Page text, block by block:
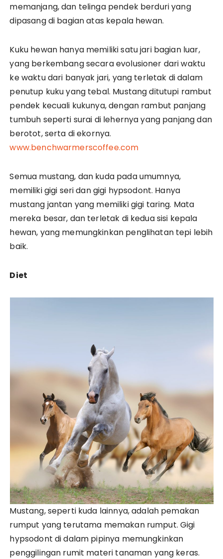
memanjang, dan telinga pendek berduri yang
dipasang di bagian atas kepala hewan.
Kuku hewan hanya memiliki satu jari bagian luar,
yang berkembang secara evolusioner dari waktu
ke waktu dari banyak jari, yang terletak di dalam
penutup kuku yang tebal. Mustang ditutupi rambut
pendek kecuali kukunya, dengan rambut panjang
tumbuh seperti surai di lehernya yang panjang dan
berotot, serta di ekornya.
www.benchwarmerscoffee.com
Semua mustang, dan kuda pada umumnya,
memiliki gigi seri dan gigi hypsodont. Hanya
mustang jantan yang memiliki gigi taring. Mata
mereka besar, dan terletak di kedua sisi kepala
hewan, yang memungkinkan penglihatan tepi lebih
baik.
Diet
Mustang, seperti kuda lainnya, adalah pemakan
rumput yang terutama memakan rumput. Gigi
hypsodont di dalam pipinya memungkinkan
penggilingan rumit materi tanaman yang keras.